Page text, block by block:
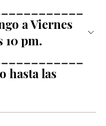
a Viernes
10 pm.
hasta las